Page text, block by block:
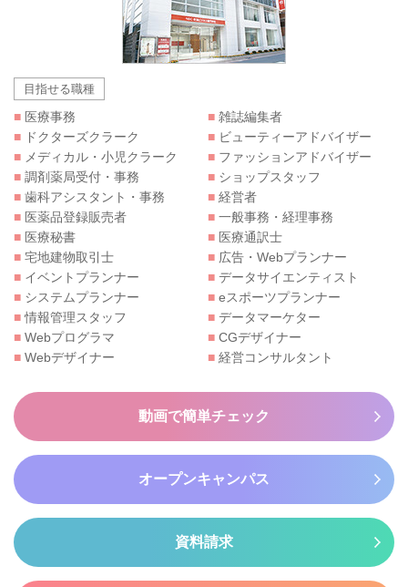
目指せる職種
■ 医療事務
■ ドクターズクラーク
■ メディカル・小児クラーク
■ 調剤薬局受付・事務
■ 歯科アシスタント・事務
■ 医薬品登録販売者
■ 医療秘書
■ 宅地建物取引士
■ イベントプランナー
■ システムプランナー
■情報管理スタッフ
■ Webプログラマ
■ Webデザイナー
■ 雑誌編集者
■ ビューティーアドバイザー
■ ファッションアドバイザー
■ ショップスタッフ
■ 経営者
■ 一般事務・経理事務
■ 医療通訳士
■ 広告・Webプランナー
■ データサイエンティスト
■ eスポーツプランナー
■ データマーケター
■ CGデザイナー
■ 経営コンサルタント
動画で簡単チェック
オープンキャンパス
資料請求